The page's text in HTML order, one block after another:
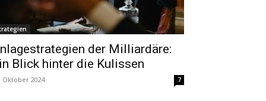
der Milliardäre:
Blick hinter die Kulissen
Oktober 2024 7